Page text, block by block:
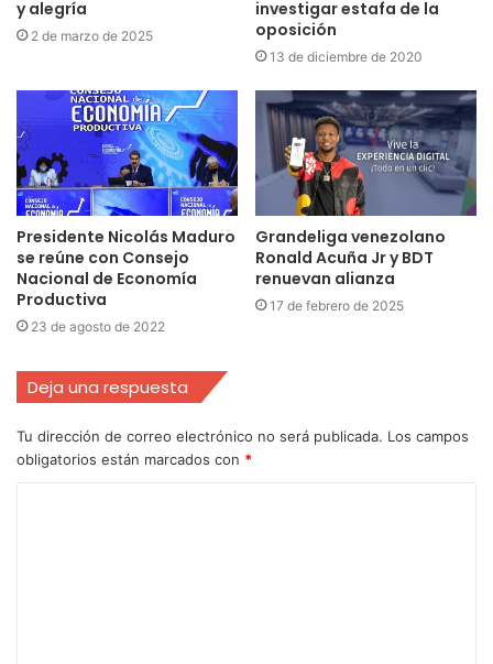
y alegría
2 de marzo de 2025
investigar estafa de la
oposición
13 de diciembre de 2020
Presidente Nicolás Maduro
se reúne con Consejo
Nacional de Economía
Productiva
23 de agosto de 2022
Grandeliga venezolano
Ronald Acuña Jr y BDT
renuevan alianza
17 de febrero de 2025
Deja una respuesta
Tu dirección de correo electrónico no será publicada. Los campos
obligatorios están marcados con *